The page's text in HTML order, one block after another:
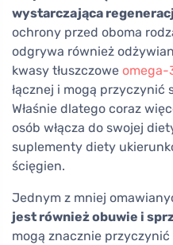
wystarczająca
ochrony przed oboma
odgrywa również
kwasy tłuszczowe omega-
łącznej i mogą przyczynić
Właśnie dlatego coraz
osób włącza do swojej
suplementy diety
ścięgien.
Jednym z mniej
jest również obuwie i
mogą znacznie